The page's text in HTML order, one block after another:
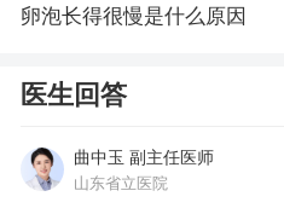
卵泡长得很慢是什么原因
医生回答
曲中玉 副主任医师
山东省立医院